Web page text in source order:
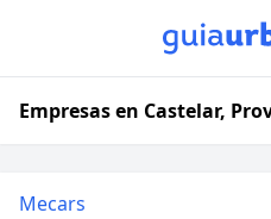
Empresas en Castelar,
Mecars